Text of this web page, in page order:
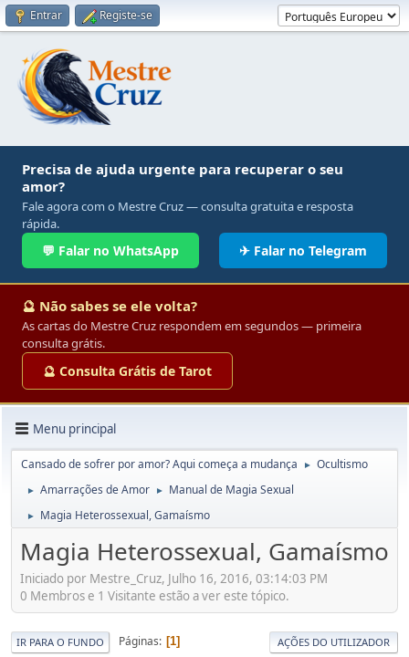
Entrar Registe-se
Precisa de ajuda urgente para recuperar o seu
amor?
Fale agora com o Mestre Cruz — consulta gratuita e resposta
rápida.
💬 Falar no WhatsApp ✈ Falar no Telegram
🔮 Não sabes se ele volta?
As cartas do Mestre Cruz respondem em segundos — primeira
consulta grátis.
🔮 Consulta Grátis de Tarot
Menu principal
Cansado de sofrer por amor? Aqui começa a mudança ► Ocultismo
► Amarrações de Amor ► Manual de Magia Sexual
► Magia Heterossexual, Gamaísmo
Magia Heterossexual, Gamaísmo
Iniciado por Mestre_Cruz, Julho 16, 2016, 03:14:03 PM
0 Membros e 1 Visitante estão a ver este tópico.
IR PARA O FUNDO Páginas 1 AÇÕES DO UTILIZADOR